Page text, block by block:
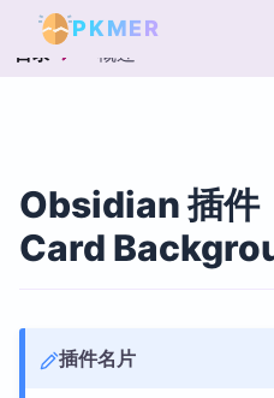
PKMER
目录 概述
Obsidian 插件
Card
插件名片